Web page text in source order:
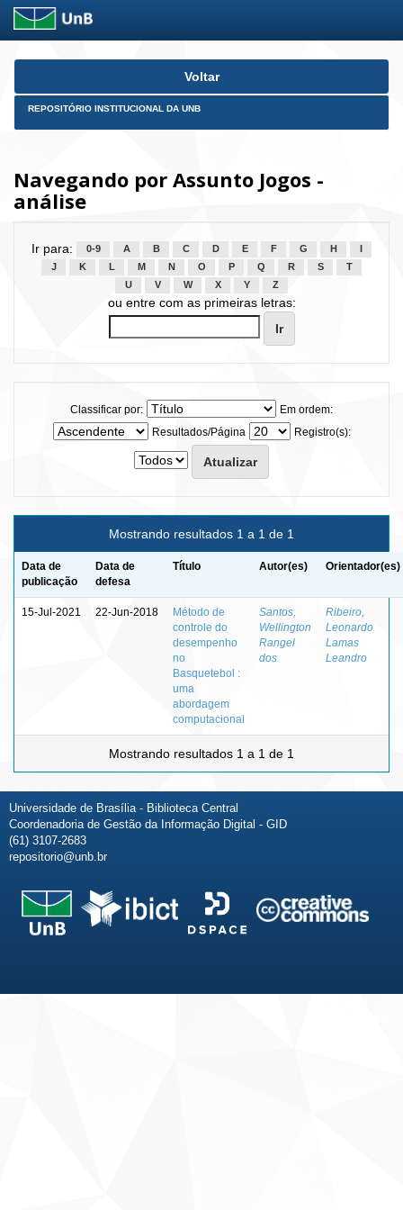
Skip
Voltar
REPOSITÓRIO INSTITUCIONAL DA UNB
Navegando por Assunto Jogos -
análise
Ir para: 0-9 A B C D E F G H
J
K L M N O P Q R S
T
U
V W X Y Z
ou entre com as primeiras letras:
Classificar por:
Em ordem:
Resultados/Página
Registro(s):
Mostrando resultados 1 a 1 de 1
Data de
publicação
Data de
defesa
Título Autor(es) Orientador(es)
15-Jul-2021 22-Jun-2018
Método de
controle do
desempenho
no
Basquetebol :
uma
abordagem
computacional
Santos,
Wellington
Rangel
dos
Ribeiro,
Leonardo
Lamas
Leandro
Mostrando resultados 1 a 1 de 1
Universidade de Brasília - Biblioteca Central
Coordenadoria de Gestão da Informação Digital - GID
(61) 3107-2683
repositorio@unb.br